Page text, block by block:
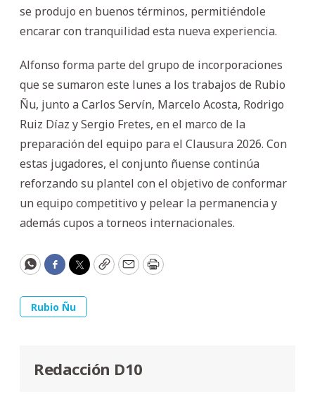
se produjo en buenos términos, permitiéndole
encarar con tranquilidad esta nueva experiencia.
Alfonso forma parte del grupo de incorporaciones
que se sumaron este lunes a los trabajos de Rubio
Ñu, junto a Carlos Servín, Marcelo Acosta, Rodrigo
Ruiz Díaz y Sergio Fretes, en el marco de la
preparación del equipo para el Clausura 2026. Con
estas jugadores, el conjunto ñuense continúa
reforzando su plantel con el objetivo de conformar
un equipo competitivo y pelear la permanencia y
además cupos a torneos internacionales.
WhatsApp
Facebook
Twitter
CopyEmailPrint
Rubio Ñu
Redacción D10